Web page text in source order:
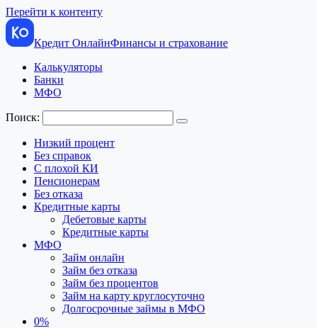
Перейти к контенту
Кредит ОнлайнФинансы и страхование
Калькуляторы
Банки
МФО
Поиск:
Низкий процент
Без справок
С плохой КИ
Пенсионерам
Без отказа
Кредитные карты
Дебетовые карты
Кредитные карты
МФО
Займ онлайн
Займ без отказа
Займ без процентов
Займ на карту круглосуточно
Долгосрочные займы в МФО
0%